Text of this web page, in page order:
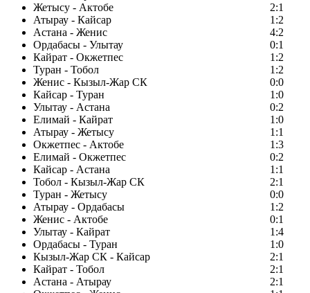
Жетысу - Актобе
2:1
Атырау - Кайсар
1:2
Астана - Женис
4:2
Ордабасы - Улытау
0:1
Кайрат - Окжетпес
1:2
Туран - Тобол
1:2
Женис - Кызыл-Жар СК
0:0
Кайсар - Туран
1:0
Улытау - Астана
0:2
Елимай - Кайрат
1:0
Атырау - Жетысу
1:1
Окжетпес - Актобе
1:3
Елимай - Окжетпес
0:2
Кайсар - Астана
1:1
Тобол - Кызыл-Жар СК
2:1
Туран - Жетысу
0:0
Атырау - Ордабасы
1:2
Женис - Актобе
0:1
Улытау - Кайрат
1:4
Ордабасы - Туран
1:0
Кызыл-Жар СК - Кайсар
2:1
Кайрат - Тобол
2:1
Астана - Атырау
2:1